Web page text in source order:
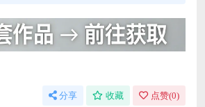
分享 收藏 点赞(0)